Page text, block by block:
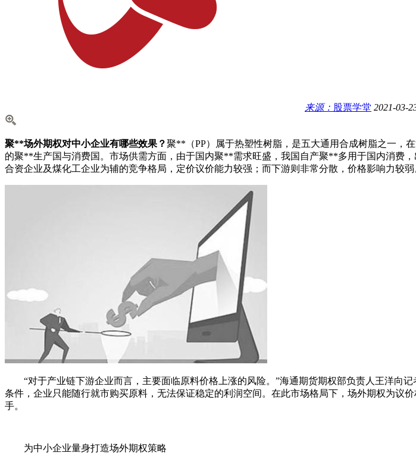
来源： 股票学堂 2021-03-
聚**场外期权对中小企业有哪些效果？聚**（PP）属于热塑性树脂，是五大通用合成树脂之一，
的聚**生产国与消费国。市场供需方面，由于国内聚**需求旺盛，我国自产聚**多用于国内消费
合资企业及煤化工企业为辅的竞争格局，定价议价能力较强；而下游则非常分散，价格影响力较弱
“对于产业链下游企业而言，主要面临原料价格上涨的风险。”海通期货期权部负责人王洋向
条件，企业只能随行就市购买原料，无法保证稳定的利润空间。在此市场格局下，场外期权为议
手。
为中小企业量身打造场外期权策略